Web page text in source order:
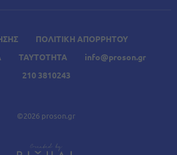
ΠΟΛΙΤΙΚΗ ΑΠΟΡΡΗΤΟΥ
ΤΑΥΤΟΤΗΤΑ
info@proson.gr
210 3810243
©2026 proson.gr